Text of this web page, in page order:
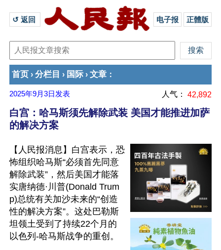
↺ 返回 电子报 正體版
首页 › 分栏目 › 国际 › 文章 ：
2025年9月3日 发表 人气： 42,892
白宫：哈马斯须先解除武装 美国才能推进加萨
的解决方案
【人民报消息】白宫表示，恐
怖组织哈马斯“必须首先同意
解除武装”，然后美国才能落
实唐纳德·川普(Donald Trum
p)总统有关加沙未来的“创造
性的解决方案”。这处巴勒斯
坦领土受到了持续22个月的
以色列-哈马斯战争的重创。